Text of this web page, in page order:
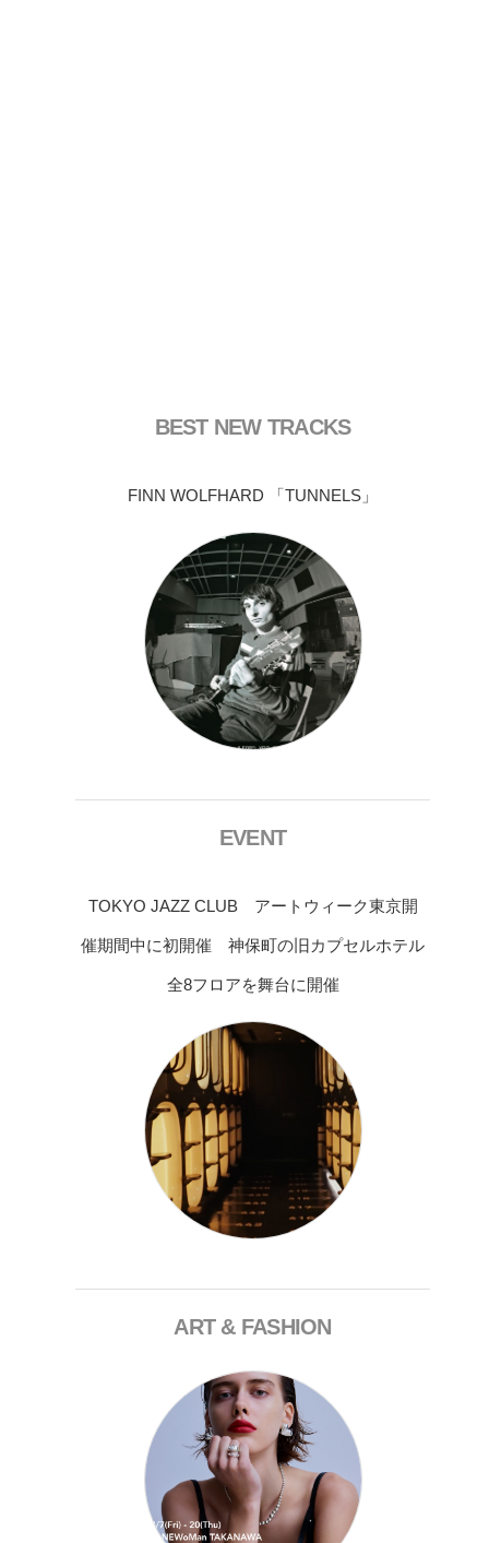
BEST NEW TRACKS
FINN WOLFHARD 「TUNNELS」
EVENT
TOKYO JAZZ CLUB アートウィーク東京開
催期間中に初開催 神保町の旧カプセルホテル
全8フロアを舞台に開催
ART & FASHION